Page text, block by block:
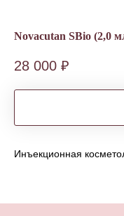
Novacutan SBio (2,0
28 000 ₽
Инъекционная